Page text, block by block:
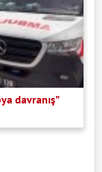
davranış”